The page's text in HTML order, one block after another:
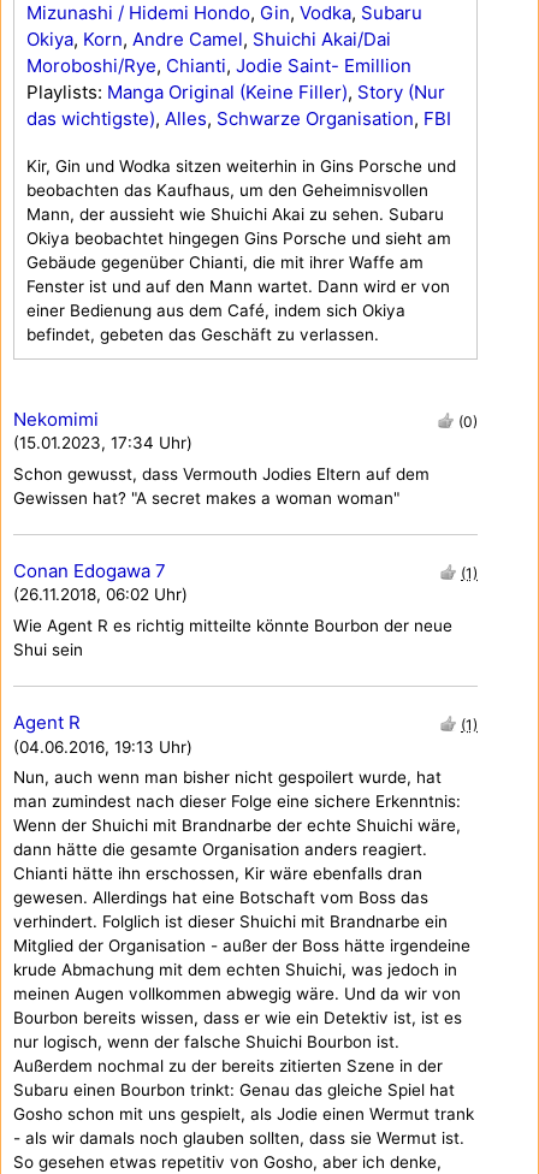
Nekomimi
(15.01.2023, 17:34 Uhr)
(0)
Schon gewusst, dass Vermouth Jodies Eltern auf dem
Gewissen hat? "A secret makes a woman woman"
Conan Edogawa 7
(26.11.2018, 06:02 Uhr)
(1)
Wie Agent R es richtig mitteilte könnte Bourbon der neue
Shui sein
Agent R
(04.06.2016, 19:13 Uhr)
(1)
Nun, auch wenn man bisher nicht gespoilert wurde, hat
man zumindest nach dieser Folge eine sichere Erkenntnis:
Wenn der Shuichi mit Brandnarbe der echte Shuichi wäre,
dann hätte die gesamte Organisation anders reagiert.
Chianti hätte ihn erschossen, Kir wäre ebenfalls dran
gewesen. Allerdings hat eine Botschaft vom Boss das
verhindert. Folglich ist dieser Shuichi mit Brandnarbe ein
Mitglied der Organisation - außer der Boss hätte irgendeine
krude Abmachung mit dem echten Shuichi, was jedoch in
meinen Augen vollkommen abwegig wäre. Und da wir von
Bourbon bereits wissen, dass er wie ein Detektiv ist, ist es
nur logisch, wenn der falsche Shuichi Bourbon ist.
Außerdem nochmal zu der bereits zitierten Szene in der
Subaru einen Bourbon trinkt: Genau das gleiche Spiel hat
Gosho schon mit uns gespielt, als Jodie einen Wermut trank
- als wir damals noch glauben sollten, dass sie Wermut ist.
So gesehen etwas repetitiv von Gosho, aber ich denke,
Mizunashi / Hidemi Hondo, Gin, Vodka, Subaru
Okiya, Korn, Andre Camel, Shuichi Akai/Dai
Moroboshi/Rye, Chianti, Jodie Saint- Emillion
Playlists: Manga Original (Keine Filler), Story (Nur
das wichtigste), Alles, Schwarze Organisation, FBI
Kir, Gin und Wodka sitzen weiterhin in Gins Porsche und
beobachten das Kaufhaus, um den Geheimnisvollen
Mann, der aussieht wie Shuichi Akai zu sehen. Subaru
Okiya beobachtet hingegen Gins Porsche und sieht am
Gebäude gegenüber Chianti, die mit ihrer Waffe am
Fenster ist und auf den Mann wartet. Dann wird er von
einer Bedienung aus dem Café, indem sich Okiya
befindet, gebeten das Geschäft zu verlassen.